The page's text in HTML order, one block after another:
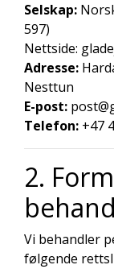
Selskap:
597)
Nettside:
Adresse:
Nesttun
E-post:
Telefon: +47
2.
Vi behandler
følgende